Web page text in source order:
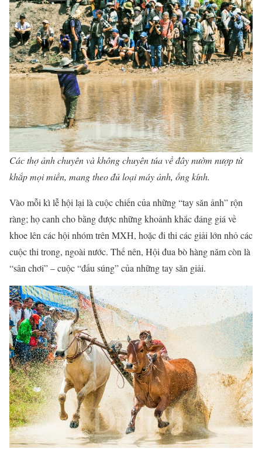
Các thợ ảnh chuyên và không chuyên túa về đây nườm nượp từ
khắp mọi miền, mang theo đủ loại máy ảnh, ống kính.
Vào mỗi kì lễ hội lại là cuộc chiến của những “tay săn ảnh” rộn
ràng; họ canh cho bằng được những khoảnh khắc đáng giá về
khoe lên các hội nhóm trên MXH, hoặc đi thi các giải lớn nhỏ các
cuộc thi trong, ngoài nước. Thế nên, Hội đua bò hàng năm còn là
“sân chơi” – cuộc “đấu súng” của những tay săn giải.